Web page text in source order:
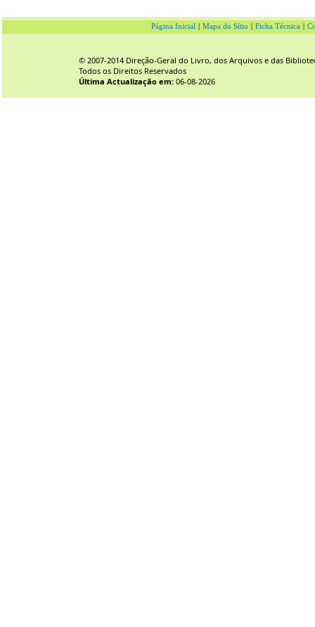
Página Inicial Mapa do Sítio Ficha Técnica
© 2007-2014 Direção-Geral do Livro, dos Arquivos e das
Todos os Direitos Reservados
Última Actualização em: 06-08-2026